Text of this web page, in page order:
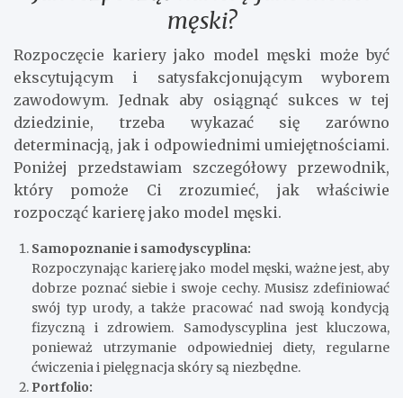
męski?
Rozpoczęcie kariery jako model męski może być
ekscytującym i satysfakcjonującym wyborem
zawodowym. Jednak aby osiągnąć sukces w tej
dziedzinie, trzeba wykazać się zarówno
determinacją, jak i odpowiednimi umiejętnościami.
Poniżej przedstawiam szczegółowy przewodnik,
który pomoże Ci zrozumieć, jak właściwie
rozpocząć karierę jako model męski.
Samopoznanie i samodyscyplina:
Rozpoczynając karierę jako model męski, ważne jest, aby
dobrze poznać siebie i swoje cechy. Musisz zdefiniować
swój typ urody, a także pracować nad swoją kondycją
fizyczną i zdrowiem. Samodyscyplina jest kluczowa,
ponieważ utrzymanie odpowiedniej diety, regularne
ćwiczenia i pielęgnacja skóry są niezbędne.
Portfolio: